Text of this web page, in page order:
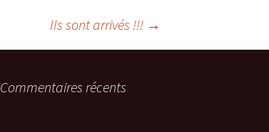
Ils sont arrivés !!! →
Commentaires récents